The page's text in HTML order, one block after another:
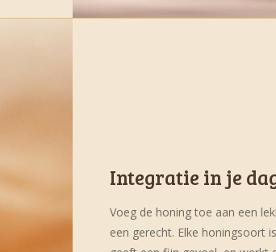
Integratie in je
Voeg de honing toe aan een
een gerecht. Elke honingsoort